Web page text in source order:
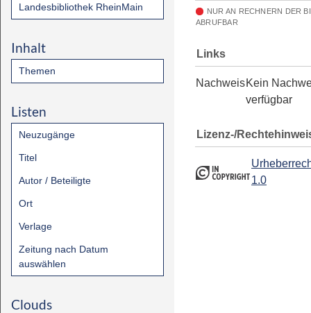
Landesbibliothek RheinMain
Inhalt
Themen
Listen
Neuzugänge
Titel
Autor / Beteiligte
Ort
Verlage
Zeitung nach Datum
auswählen
Clouds
NUR AN RECHNERN DER
ABRUFBAR
Links
NachweisKein
verfügbar
Lizenz-/
1.0